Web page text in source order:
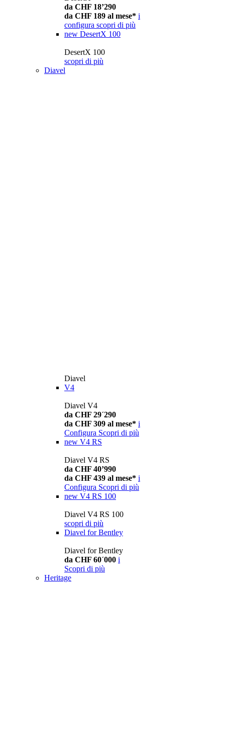
da CHF 18’290
da CHF 189 al mese* i
configura scopri di più
new DesertX 100
DesertX 100
scopri di più
Diavel
Diavel
V4
Diavel V4
da CHF 29´290
da CHF 309 al mese* i
Configura Scopri di più
new V4 RS
Diavel V4 RS
da CHF 40’990
da CHF 439 al mese* i
Configura Scopri di più
new V4 RS 100
Diavel V4 RS 100
scopri di più
Diavel for Bentley
Diavel for Bentley
da CHF 60´000 i
Scopri di più
Heritage